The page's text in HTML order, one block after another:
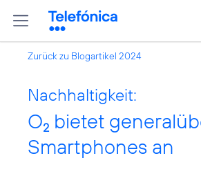
Zurück zu Blogartikel 2024
Nachhaltigkeit:
O2 bietet
Smartphones an